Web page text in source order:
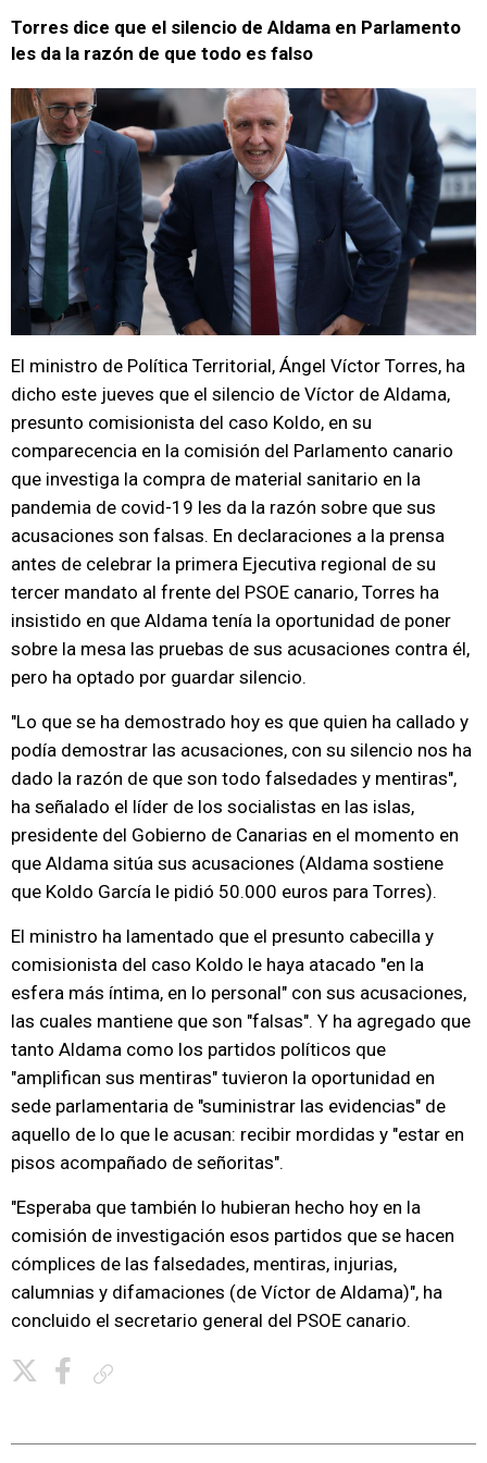
Torres dice que el silencio de Aldama en Parlamento
les da la razón de que todo es falso
El ministro de Política Territorial, Ángel Víctor Torres, ha
dicho este jueves que el silencio de Víctor de Aldama,
presunto comisionista del caso Koldo, en su
comparecencia en la comisión del Parlamento canario
que investiga la compra de material sanitario en la
pandemia de covid-19 les da la razón sobre que sus
acusaciones son falsas. En declaraciones a la prensa
antes de celebrar la primera Ejecutiva regional de su
tercer mandato al frente del PSOE canario, Torres ha
insistido en que Aldama tenía la oportunidad de poner
sobre la mesa las pruebas de sus acusaciones contra él,
pero ha optado por guardar silencio.
"Lo que se ha demostrado hoy es que quien ha callado y
podía demostrar las acusaciones, con su silencio nos ha
dado la razón de que son todo falsedades y mentiras",
ha señalado el líder de los socialistas en las islas,
presidente del Gobierno de Canarias en el momento en
que Aldama sitúa sus acusaciones (Aldama sostiene
que Koldo García le pidió 50.000 euros para Torres).
El ministro ha lamentado que el presunto cabecilla y
comisionista del caso Koldo le haya atacado "en la
esfera más íntima, en lo personal" con sus acusaciones,
las cuales mantiene que son "falsas". Y ha agregado que
tanto Aldama como los partidos políticos que
"amplifican sus mentiras" tuvieron la oportunidad en
sede parlamentaria de "suministrar las evidencias" de
aquello de lo que le acusan: recibir mordidas y "estar en
pisos acompañado de señoritas".
"Esperaba que también lo hubieran hecho hoy en la
comisión de investigación esos partidos que se hacen
cómplices de las falsedades, mentiras, injurias,
calumnias y difamaciones (de Víctor de Aldama)", ha
concluido el secretario general del PSOE canario.